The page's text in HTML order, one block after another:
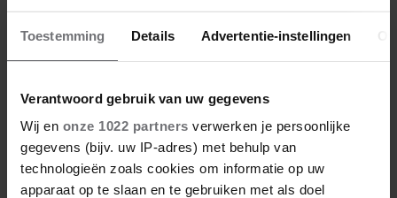
Toestemming Details Advertentie-instellingen
Verantwoord gebruik van uw gegevens
Wij en onze 1022 partners verwerken je persoonlijke
gegevens (bijv. uw IP-adres) met behulp van
technologieën zoals cookies om informatie op uw
apparaat op te slaan en te gebruiken met als doel